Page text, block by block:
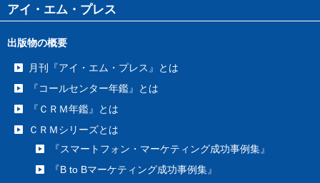
アイ・エム・プレス
出版物の概要
月刊『アイ・エム・プレス』とは
『コールセンター年鑑』とは
『ＣＲＭ年鑑』とは
ＣＲＭシリーズとは
『スマートフォン・マーケティング成功事例集』
『B to Bマーケティング成功事例集』